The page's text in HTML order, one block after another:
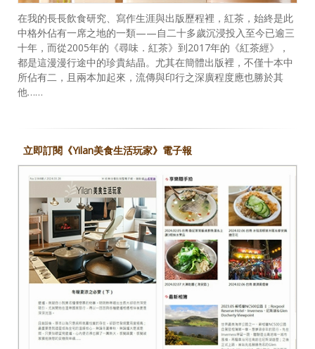
在我的長長飲食研究、寫作生涯與出版歷程裡，紅茶，始終是此
中格外佔有一席之地的一類——自二十多歲沉浸投入至今已逾三
十年，而從2005年的《尋味．紅茶》到2017年的《紅茶經》，
都是這漫漫行途中的珍貴結晶。尤其在簡體出版裡，不僅十本中
所佔有二，且兩本加起來，流傳與印行之深廣程度應也勝於其
他……
立即訂閱《Yilan美食生活玩家》電子報